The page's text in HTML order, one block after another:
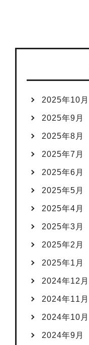
2025年10月
2025年9月
2025年8月
2025年7月
2025年6月
2025年5月
2025年4月
2025年3月
2025年2月
2025年1月
2024年12月
2024年11月
2024年10月
2024年9月